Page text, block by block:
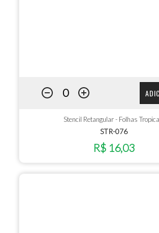
Stencil Retangular - Folhas
STR-076
R$ 16,03